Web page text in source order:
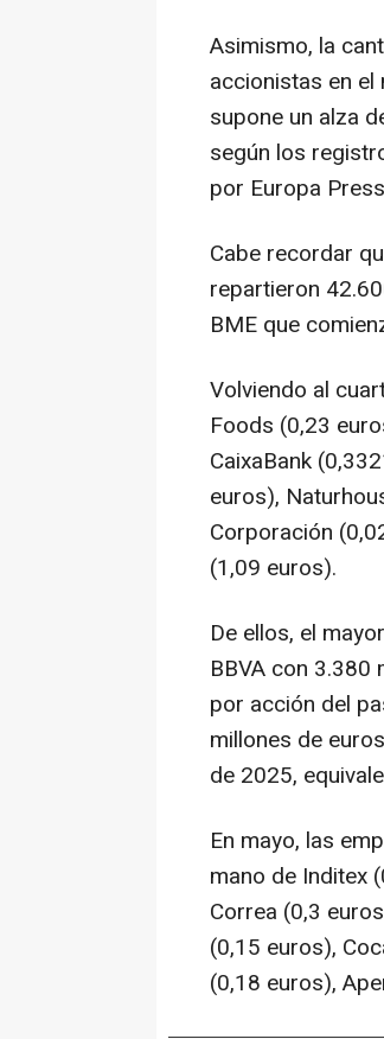
Asimismo, la
accionistas en
supone un alza
según los
por Europa
Cabe recordar
repartieron
BME que
Volviendo al
Foods (0,23
CaixaBank
euros),
Corporación
(1,09 euros).
De ellos, el
BBVA con
por acción del
millones de
de 2025,
En mayo, las
mano de Inditex
Correa (0,3
(0,15 euros),
(0,18 euros),